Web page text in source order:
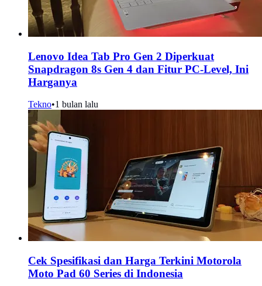
Lenovo Idea Tab Pro Gen 2 Diperkuat
Snapdragon 8s Gen 4 dan Fitur PC-Level, Ini
Harganya
Tekno•1 bulan lalu
Cek Spesifikasi dan Harga Terkini Motorola
Moto Pad 60 Series di Indonesia